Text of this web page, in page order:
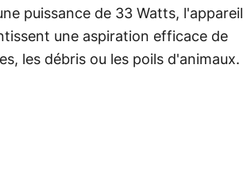
puissance de 33 Watts, l'appareil
une aspiration efficace de
les débris ou les poils d'animaux.